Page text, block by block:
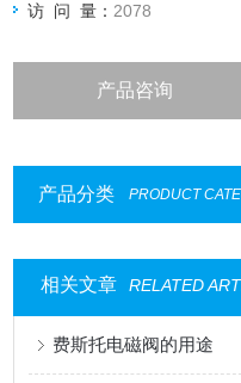
访 问 量： 2078
产品咨询
产品分类 PRODUCT
相关文章 RELATED
费斯托电磁阀的用途